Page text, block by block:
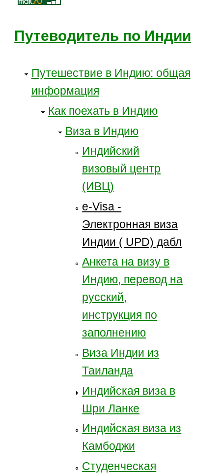
Путеводитель по Индии
Путешествие в Индию: общая
информация
Как поехать в Индию
Виза в Индию
Индийский
визовый центр
(ИВЦ)
e-Visa -
Электронная виза
Индии ( UPD) дабл
Анкета на визу в
Индию, перевод на
русский,
инструкция по
заполнению
Виза Индии из
Таиланда
Индийская виза в
Шри Ланке
Индийская виза из
Камбоджи
Студенческая